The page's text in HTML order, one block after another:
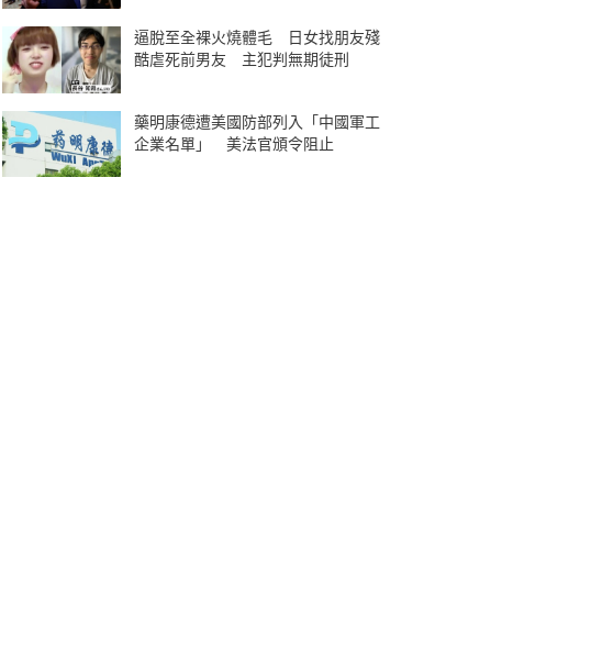
逼脫至全裸火燒體毛 日女找朋友殘
酷虐死前男友 主犯判無期徒刑
藥明康德遭美國防部列入「中國軍工
企業名單」 美法官頒令阻止